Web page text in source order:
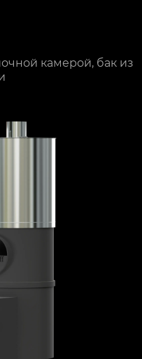
камерой, бак из